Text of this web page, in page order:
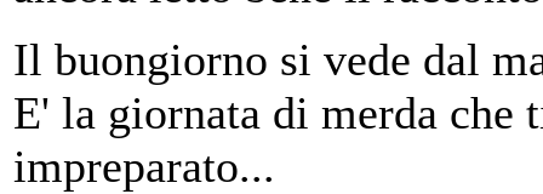
Il buongiorno si vede dal
E' la giornata di merda che
impreparato...